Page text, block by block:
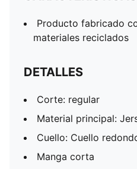
Producto fabricado
materiales reciclados
DETALLES
Corte: regular
Material principal:
Cuello: Cuello
Manga corta